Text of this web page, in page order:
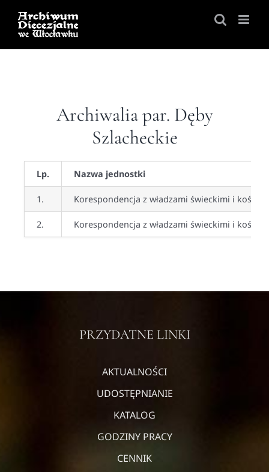
Skip
content
Archiwalia par. Dęby
Szlacheckie
Lp. Nazwa jednostki
1. Korespondencja z władzami świeckimi i
2. Korespondencja z władzami świeckimi i
PRZYDATNE LINKI
AKTUALNOŚCI
UDOSTĘPNIANIE
KATALOG
GODZINY PRACY
CENNIK